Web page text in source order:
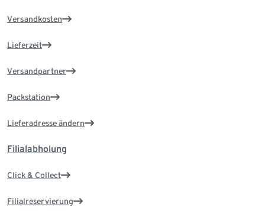
Versandkosten
Lieferzeit
Versandpartner
Packstation
Lieferadresse ändern
Filialabholung
Click & Collect
Filialreservierung